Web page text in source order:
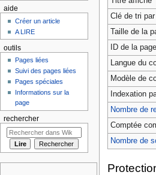
navigation
recherche
Clé de tri
Taille de la
ID de la page
Langue du
Modèle de
Indexation
Nombre de
Comptée
Nombre de
aide
Créer un article
A LIRE
outils
Pages liées
Suivi des pages liées
Pages spéciales
Informations sur la
page
rechercher